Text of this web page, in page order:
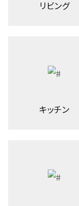
リビング
キッチン